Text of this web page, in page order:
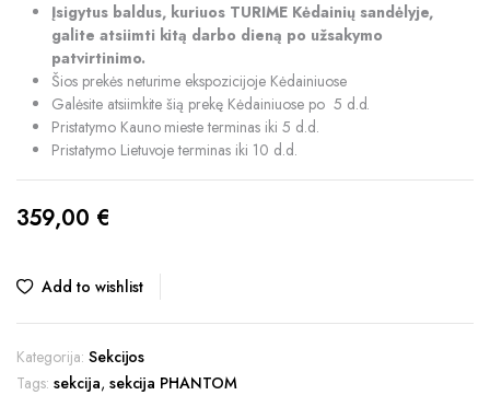
Įsigytus baldus, kuriuos TURIME Kėdainių sandėlyje,
galite atsiimti kitą darbo dieną po užsakymo
patvirtinimo.
Šios prekės neturime ekspozicijoje Kėdainiuose
Galėsite atsiimkite šią prekę Kėdainiuose po 5 d.d.
Pristatymo Kauno mieste terminas iki 5 d.d.
Pristatymo Lietuvoje terminas iki 10 d.d.
359,00 €
Add to wishlist
Kategorija: Sekcijos
Tags: sekcija, sekcija PHANTOM